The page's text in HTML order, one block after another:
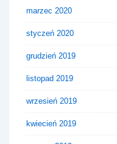
marzec 2020
styczeń 2020
grudzień 2019
listopad 2019
wrzesień 2019
kwiecień 2019